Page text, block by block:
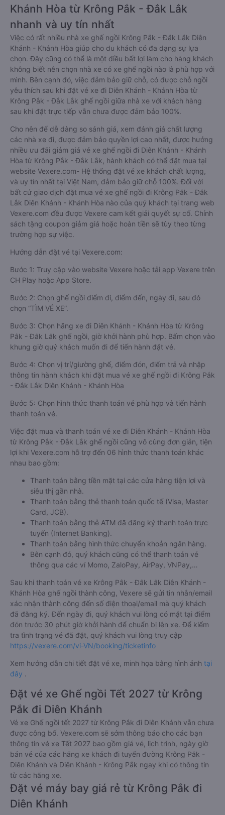
Khánh Hòa từ Krông Pắk - Đắk Lắk
nhanh và uy tín nhất
Việc có rất nhiều nhà xe ghế ngồi Krông Pắk - Đắk Lắk Diên
Khánh - Khánh Hòa giúp cho du khách có đa dạng sự lựa
chọn. Đây cũng có thể là một điều bất lợi làm cho hàng khách
không biết nên chọn nhà xe có xe ghế ngồi nào là phù hợp với
mình. Bên cạnh đó, việc đảm bảo giữ chỗ, có được chỗ ngồi
yêu thích sau khi đặt vé xe đi Diên Khánh - Khánh Hòa từ
Krông Pắk - Đắk Lắk ghế ngồi giữa nhà xe với khách hàng
sau khi đặt trực tiếp vẫn chưa được đảm bảo 100%.
Cho nên để dễ dàng so sánh giá, xem đánh giá chất lượng
các nhà xe đi, được đảm bảo quyền lợi cao nhất, được hưởng
nhiều ưu đãi giảm giá vé xe ghế ngồi đi Diên Khánh - Khánh
Hòa từ Krông Pắk - Đắk Lắk, hành khách có thể đặt mua tại
website Vexere.com- Hệ thống đặt vé xe khách chất lượng,
và uy tín nhất tại Việt Nam, đảm bảo giữ chỗ 100%. Đối với
bất cứ giao dịch đặt mua vé xe ghế ngồi đi Krông Pắk - Đắk
Lắk Diên Khánh - Khánh Hòa nào của quý khách tại trang web
Vexere.com đều được Vexere cam kết giải quyết sự cố. Chính
sách tặng coupon giảm giá hoặc hoàn tiền sẽ tùy theo từng
trường hợp sự việc.
Hướng dẫn đặt vé tại Vexere.com:
Bước 1: Truy cập vào website Vexere hoặc tải app Vexere trên
CH Play hoặc App Store.
Bước 2: Chọn ghế ngồi điểm đi, điểm đến, ngày đi, sau đó
chọn “TÌM VÉ XE”.
Bước 3: Chọn hãng xe đi Diên Khánh - Khánh Hòa từ Krông
Pắk - Đắk Lắk ghế ngồi, giờ khởi hành phù hợp. Bấm chọn vào
khung giờ quý khách muốn đi để tiến hành đặt vé.
Bước 4: Chọn vị trí/giường ghế, điểm đón, điểm trả và nhập
thông tin hành khách khi đặt mua vé xe ghế ngồi đi Krông Pắk
- Đắk Lắk Diên Khánh - Khánh Hòa
Bước 5: Chọn hình thức thanh toán vé phù hợp và tiến hành
thanh toán vé.
Việc đặt mua và thanh toán vé xe đi Diên Khánh - Khánh Hòa
từ Krông Pắk - Đắk Lắk ghế ngồi cũng vô cùng đơn giản, tiện
lợi khi Vexere.com hỗ trợ đến 06 hình thức thanh toán khác
nhau bao gồm:
Thanh toán bằng tiền mặt tại các cửa hàng tiện lợi và
siêu thị gần nhà.
Thanh toán bằng thẻ thanh toán quốc tế (Visa, Master
Card, JCB).
Thanh toán bằng thẻ ATM đã đăng ký thanh toán trực
tuyến (Internet Banking).
Thanh toán bằng hình thức chuyển khoản ngân hàng.
Bên cạnh đó, quý khách cũng có thể thanh toán vé
thông qua các ví Momo, ZaloPay, AirPay, VNPay,…
Sau khi thanh toán vé xe Krông Pắk - Đắk Lắk Diên Khánh -
Khánh Hòa ghế ngồi thành công, Vexere sẽ gửi tin nhắn/email
xác nhận thành công đến số điện thoại/email mà quý khách
đã đăng ký. Đến ngày đi, quý khách vui lòng có mặt tại điểm
đón trước 30 phút giờ khởi hành để chuẩn bị lên xe. Để kiểm
tra tình trạng vé đã đặt, quý khách vui lòng truy cập
https://vexere.com/vi-VN/booking/ticketinfo
Xem hướng dẫn chi tiết đặt vé xe, minh họa bằng hình ảnh tại
đây .
Đặt vé xe Ghế ngồi Tết 2027 từ Krông
Pắk đi Diên Khánh
Vé xe Ghế ngồi tết 2027 từ Krông Pắk đi Diên Khánh vẫn chưa
được công bố. Vexere.com sẽ sớm thông báo cho các bạn
thông tin vé xe Tết 2027 bao gồm giá vé, lịch trình, ngày giờ
bán vé của các hãng xe khách đi tuyến đường Krông Pắk -
Diên Khánh và Diên Khánh - Krông Pắk ngay khi có thông tin
từ các hãng xe.
Đặt vé máy bay giá rẻ từ Krông Pắk đi
Diên Khánh